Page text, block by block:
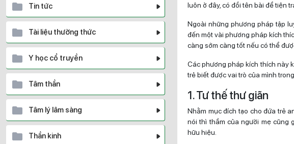
Tin tức
Tài liệu thường thức
Y học cổ truyền
Tâm thần
Tâm lý lâm sàng
Thần kinh
luôn ở đây, có đổi tên bài để tiện
Ngoài những phương pháp tập
đến một vài phương pháp kích
càng sớm càng tốt nếu có thể
Các phương pháp kích thích này
trẻ biết được vai trò của mình
1. Tư thế thư giãn
Nhằm mục đích tạo cho đứa trẻ
nói thì thầm của người mẹ cũng
hữu hiệu.